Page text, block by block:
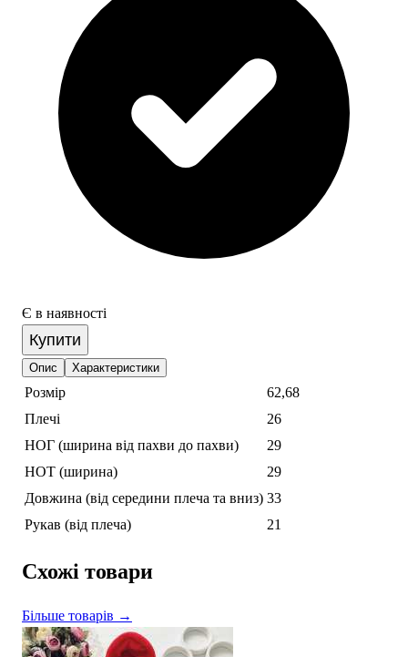
Є в наявності
Купити
Опис Характеристики
Розмір
62,68
Плечі
26
НОГ (ширина від пахви до пахви)
29
НОТ (ширина)
29
Довжина (від середини плеча та вниз) 33
Рукав (від плеча)
21
Схожі товари
Більше товарів →